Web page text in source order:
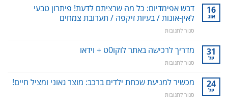
לשטיפה
דנטלית:
ניקוי
שיניים,
וחלל
–
עששת,
דלקות
16
אוג
דבש אפימדיום: כל מה שרציתם לדעת! פיתרון טבעי
לאין-אונות / בעיות זיקפה / תערובת צמחים
סגור לתגובותעל
אפימדיום:
מה
לדעת!
טבעי
31
יול
מדריך לרכישה באתר לוקו0ט + וידאו
סגור לתגובותעל
לרכישה
24
יול
מכשיר למניעת שכחת ילדים ברכב: מוצר גאוני ומציל חיים!
סגור לתגובותעל